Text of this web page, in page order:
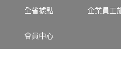
其他除了上述，
錄等。本網站會
本網站將在事前
全省據點 企業員工
會員中心